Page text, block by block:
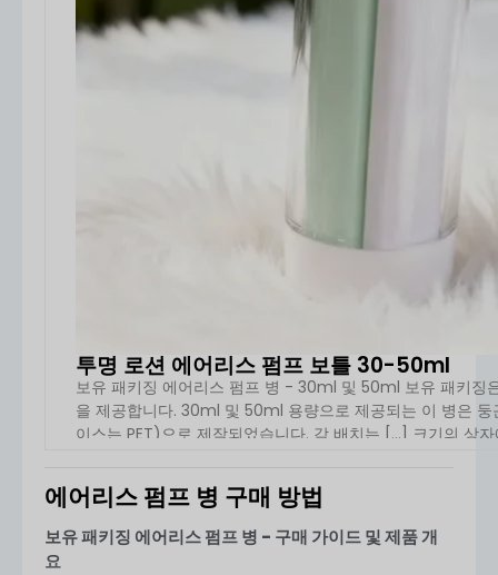
투명 로션 에어리스 펌프 보틀 30-50ml
보유 패키징 에어리스 펌프 병 - 30ml 및 50ml 보유 패키징
을 제공합니다. 30ml 및 50ml 용량으로 제공되는 이 병은
이스는 PET)으로 제작되었습니다. 각 배치는 [...] 크기의 상
에어리스 펌프 병 구매 방법
보유 패키징 에어리스 펌프 병 - 구매 가이드 및 제품 개
요